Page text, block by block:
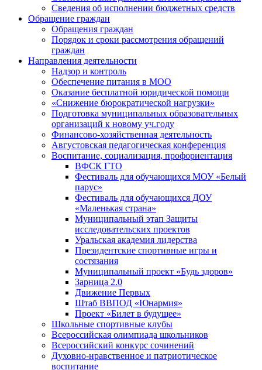
Сведения об исполнении бюджетных средств
Обращение граждан
Обращения граждан
Порядок и сроки рассмотрения обращений
граждан
Направления деятельности
Надзор и контроль
Обеспечение питания в МОО
Оказание бесплатной юридической помощи
«Снижение бюрократической нагрузки»
Подготовка муниципальных образовательных
организаций к новому уч.году
Финансово-хозяйственная деятельность
Августовская педагогическая конференция
Воспитание, социализация, профориентация
ВФСК ГТО
Фестиваль для обучающихся МОУ «Белый
парус»
Фестиваль для обучающихся ДОУ
«Маленькая страна»
Муниципальный этап Защиты
исследовательских проектов
Уральская академия лидерства
Президентские спортивные игры и
состязания
Муниципальный проект «Будь здоров»
Зарница 2.0
Движение Первых
Штаб ВВПОД «Юнармия»
Проект «Билет в будущее»
Школьные спортивные клубы
Всероссийская олимпиада школьников
Всероссийский конкурс сочинений
Духовно-нравственное и патриотическое
воспитание